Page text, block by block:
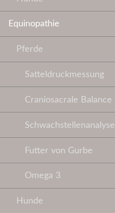
Equinopathie
Pferde
Satteldruckmessung
Craniosacrale Balance
Schwachstellenanalyse
Futter von Gurbe
Omega 3
Hunde